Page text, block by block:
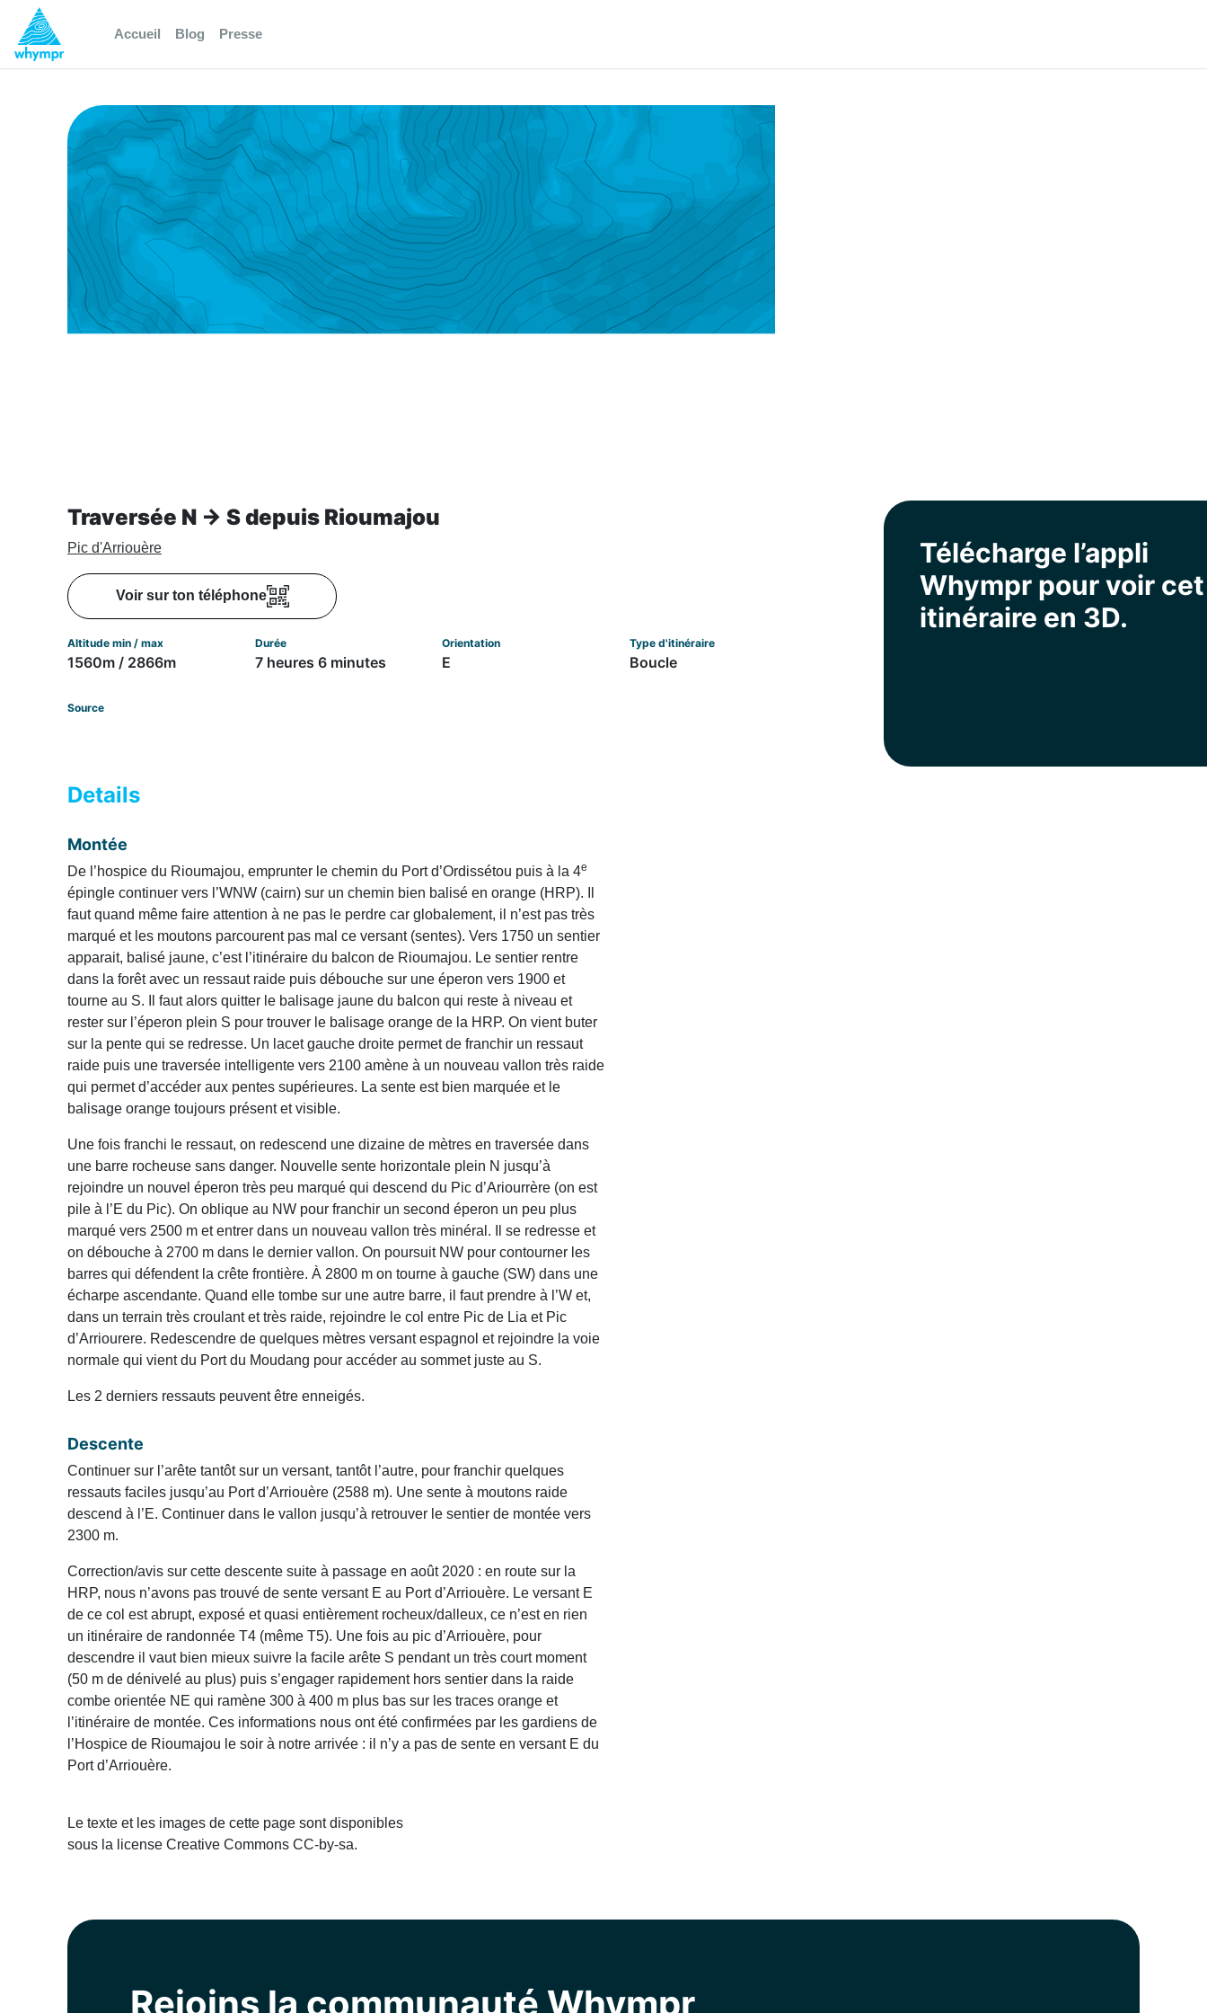
Accueil Blog Presse
Traversée N → S depuis Rioumajou
Pic d'Arriouère
Voir sur ton téléphone
Altitude min / max
1560m / 2866m
Durée
7 heures 6 minutes
Orientation
E
Type d'itinéraire
Boucle
Source
Details
Montée
De l’hospice du Rioumajou, emprunter le chemin du Port d’Ordissétou puis à la 4e
épingle continuer vers l’WNW (cairn) sur un chemin bien balisé en orange (HRP). Il
faut quand même faire attention à ne pas le perdre car globalement, il n’est pas très
marqué et les moutons parcourent pas mal ce versant (sentes). Vers 1750 un sentier
apparait, balisé jaune, c’est l’itinéraire du balcon de Rioumajou. Le sentier rentre
dans la forêt avec un ressaut raide puis débouche sur une éperon vers 1900 et
tourne au S. Il faut alors quitter le balisage jaune du balcon qui reste à niveau et
rester sur l’éperon plein S pour trouver le balisage orange de la HRP. On vient buter
sur la pente qui se redresse. Un lacet gauche droite permet de franchir un ressaut
raide puis une traversée intelligente vers 2100 amène à un nouveau vallon très raide
qui permet d’accéder aux pentes supérieures. La sente est bien marquée et le
balisage orange toujours présent et visible.
Une fois franchi le ressaut, on redescend une dizaine de mètres en traversée dans
une barre rocheuse sans danger. Nouvelle sente horizontale plein N jusqu’à
rejoindre un nouvel éperon très peu marqué qui descend du Pic d’Ariourrère (on est
pile à l’E du Pic). On oblique au NW pour franchir un second éperon un peu plus
marqué vers 2500 m et entrer dans un nouveau vallon très minéral. Il se redresse et
on débouche à 2700 m dans le dernier vallon. On poursuit NW pour contourner les
barres qui défendent la crête frontière. À 2800 m on tourne à gauche (SW) dans une
écharpe ascendante. Quand elle tombe sur une autre barre, il faut prendre à l’W et,
dans un terrain très croulant et très raide, rejoindre le col entre Pic de Lia et Pic
d’Arriourere. Redescendre de quelques mètres versant espagnol et rejoindre la voie
normale qui vient du Port du Moudang pour accéder au sommet juste au S.
Les 2 derniers ressauts peuvent être enneigés.
Descente
Continuer sur l’arête tantôt sur un versant, tantôt l’autre, pour franchir quelques
ressauts faciles jusqu’au Port d’Arriouère (2588 m). Une sente à moutons raide
descend à l’E. Continuer dans le vallon jusqu’à retrouver le sentier de montée vers
2300 m.
Correction/avis sur cette descente suite à passage en août 2020 : en route sur la
HRP, nous n’avons pas trouvé de sente versant E au Port d’Arriouère. Le versant E
de ce col est abrupt, exposé et quasi entièrement rocheux/dalleux, ce n’est en rien
un itinéraire de randonnée T4 (même T5). Une fois au pic d’Arriouère, pour
descendre il vaut bien mieux suivre la facile arête S pendant un très court moment
(50 m de dénivelé au plus) puis s’engager rapidement hors sentier dans la raide
combe orientée NE qui ramène 300 à 400 m plus bas sur les traces orange et
l’itinéraire de montée. Ces informations nous ont été confirmées par les gardiens de
l’Hospice de Rioumajou le soir à notre arrivée : il n’y a pas de sente en versant E du
Port d’Arriouère.
Le texte et les images de cette page sont disponibles
sous la license Creative Commons CC-by-sa.
Télécharge l’appli
Whympr pour voir cet
itinéraire en 3D.